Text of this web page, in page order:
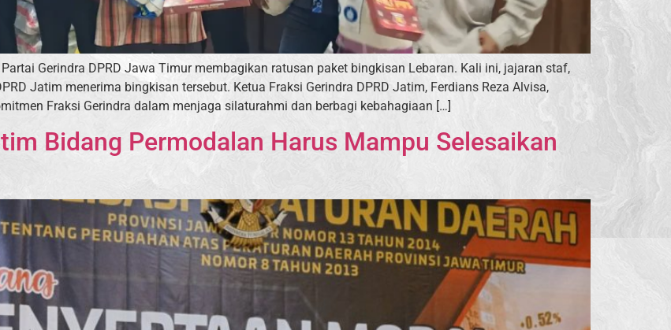
Gerindra DPRD Jawa Timur membagikan ratusan paket bingkisan Lebaran. Kali ini, jajaran staf,
Jatim menerima bingkisan tersebut. Ketua Fraksi Gerindra DPRD Jatim, Ferdians Reza Alvisa,
Fraksi Gerindra dalam menjaga silaturahmi dan berbagi kebahagiaan […]
Bidang Permodalan Harus Mampu Selesaikan